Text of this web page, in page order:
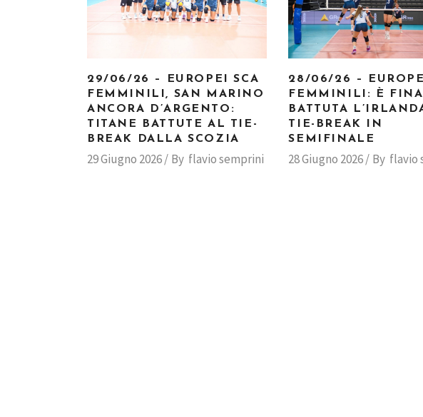
29/06/26 – EUROPEI SCA
FEMMINILI, SAN MARINO
ANCORA D’ARGENTO:
TITANE BATTUTE AL TIE-
BREAK DALLA SCOZIA
29 Giugno 2026 By flavio semprini
28/06/26 –
FEMMINILI: È
BATTUTA
TIE-BREAK IN
SEMIFINALE
28 Giugno 2026 By flavio